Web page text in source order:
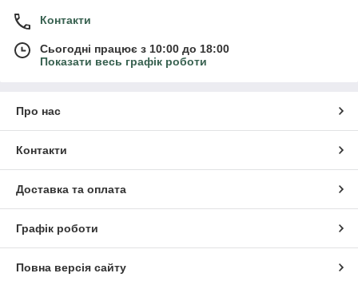
Контакти
Сьогодні працює з 10:00 до 18:00
Показати весь графік роботи
Про нас
Контакти
Доставка та оплата
Графік роботи
Повна версія сайту